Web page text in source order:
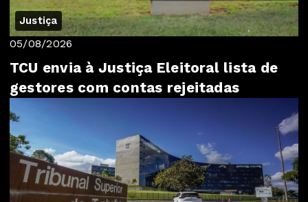
Justiça
05/08/2026
TCU envia à Justiça Eleitoral lista de
gestores com contas rejeitadas